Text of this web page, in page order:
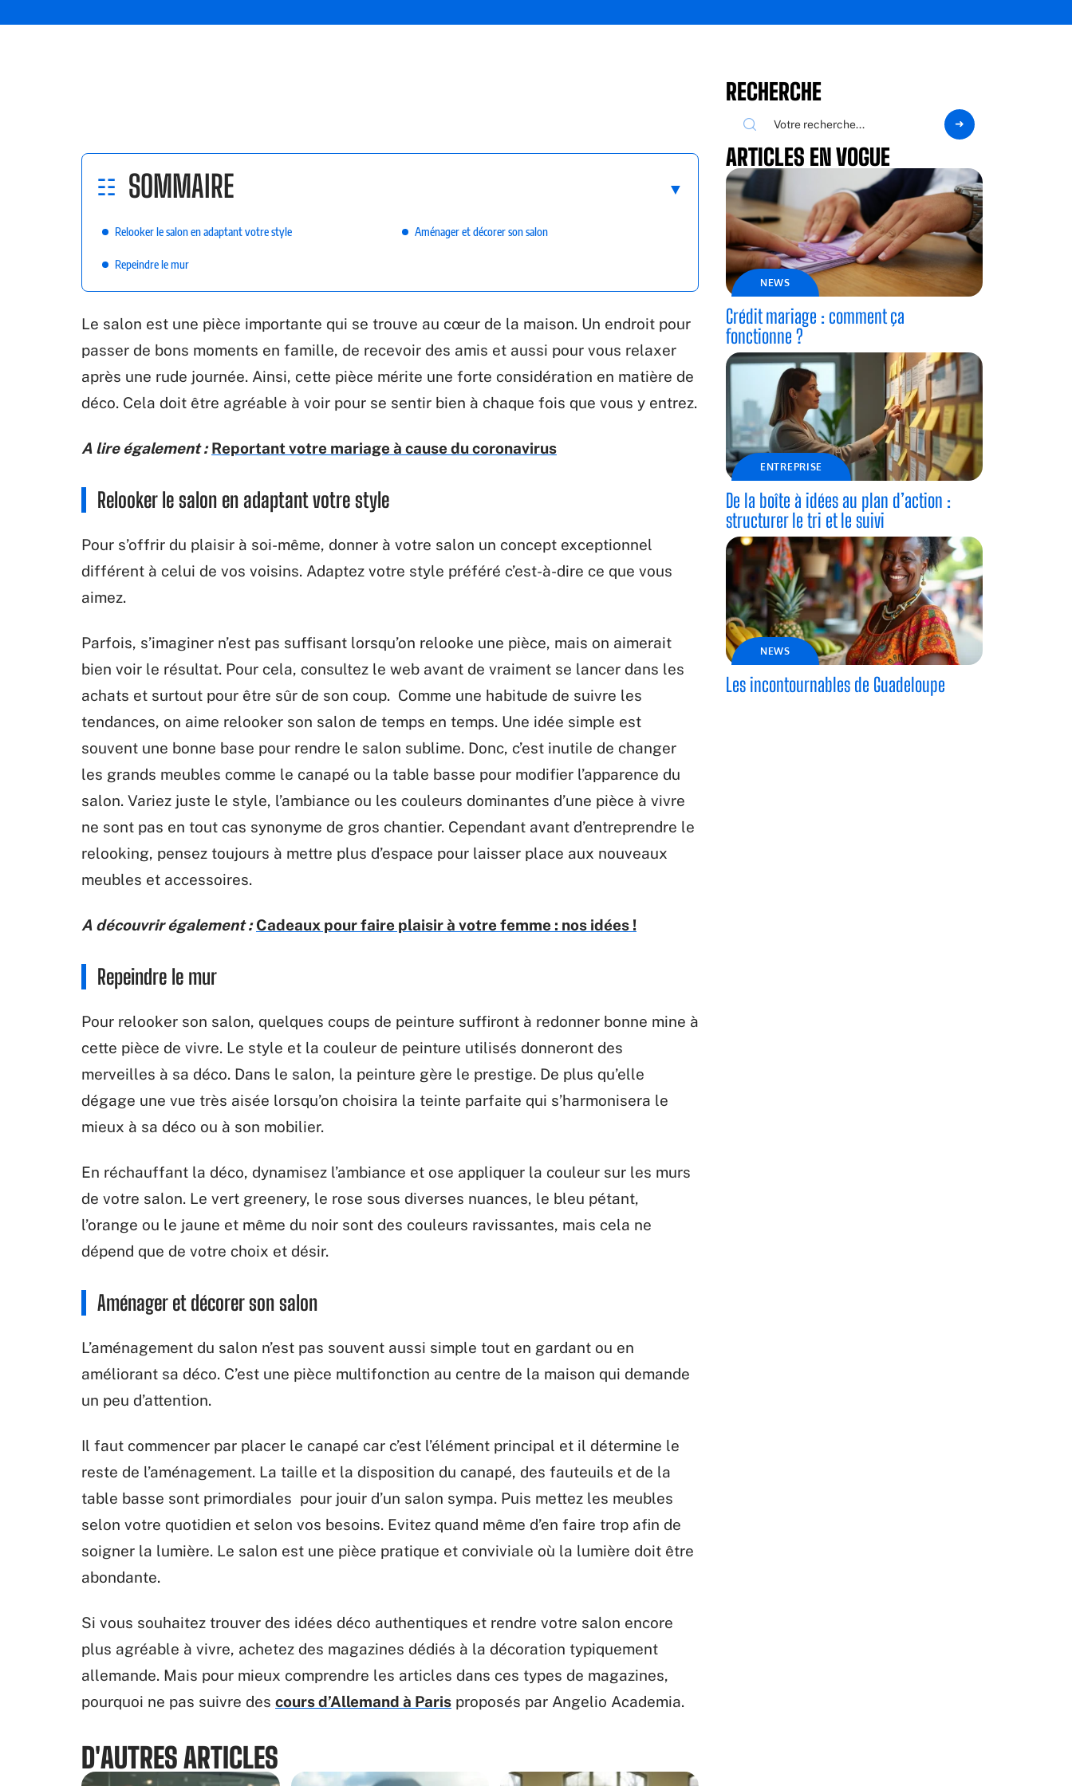
SOMMAIRE
Relooker le salon en adaptant votre style
Repeindre le mur
Aménager et décorer son salon
Le salon est une pièce importante qui se trouve au cœur de la maison. Un endroit pour
passer de bons moments en famille, de recevoir des amis et aussi pour vous relaxer
après une rude journée. Ainsi, cette pièce mérite une forte considération en matière de
déco. Cela doit être agréable à voir pour se sentir bien à chaque fois que vous y entrez.
A lire également : Reportant votre mariage à cause du coronavirus
Relooker le salon en adaptant votre style
Pour s’offrir du plaisir à soi-même, donner à votre salon un concept exceptionnel
différent à celui de vos voisins. Adaptez votre style préféré c’est-à-dire ce que vous
aimez.
Parfois, s’imaginer n’est pas suffisant lorsqu’on relooke une pièce, mais on aimerait
bien voir le résultat. Pour cela, consultez le web avant de vraiment se lancer dans les
achats et surtout pour être sûr de son coup. Comme une habitude de suivre les
tendances, on aime relooker son salon de temps en temps. Une idée simple est
souvent une bonne base pour rendre le salon sublime. Donc, c’est inutile de changer
les grands meubles comme le canapé ou la table basse pour modifier l’apparence du
salon. Variez juste le style, l’ambiance ou les couleurs dominantes d’une pièce à vivre
ne sont pas en tout cas synonyme de gros chantier. Cependant avant d’entreprendre le
relooking, pensez toujours à mettre plus d’espace pour laisser place aux nouveaux
meubles et accessoires.
A découvrir également : Cadeaux pour faire plaisir à votre femme : nos idées !
Repeindre le mur
Pour relooker son salon, quelques coups de peinture suffiront à redonner bonne mine à
cette pièce de vivre. Le style et la couleur de peinture utilisés donneront des
merveilles à sa déco. Dans le salon, la peinture gère le prestige. De plus qu’elle
dégage une vue très aisée lorsqu’on choisira la teinte parfaite qui s’harmonisera le
mieux à sa déco ou à son mobilier.
En réchauffant la déco, dynamisez l’ambiance et ose appliquer la couleur sur les murs
de votre salon. Le vert greenery, le rose sous diverses nuances, le bleu pétant,
l’orange ou le jaune et même du noir sont des couleurs ravissantes, mais cela ne
dépend que de votre choix et désir.
Aménager et décorer son salon
L’aménagement du salon n’est pas souvent aussi simple tout en gardant ou en
améliorant sa déco. C’est une pièce multifonction au centre de la maison qui demande
un peu d’attention.
Il faut commencer par placer le canapé car c’est l’élément principal et il détermine le
reste de l’aménagement. La taille et la disposition du canapé, des fauteuils et de la
table basse sont primordiales pour jouir d’un salon sympa. Puis mettez les meubles
selon votre quotidien et selon vos besoins. Evitez quand même d’en faire trop afin de
soigner la lumière. Le salon est une pièce pratique et conviviale où la lumière doit être
abondante.
Si vous souhaitez trouver des idées déco authentiques et rendre votre salon encore
plus agréable à vivre, achetez des magazines dédiés à la décoration typiquement
allemande. Mais pour mieux comprendre les articles dans ces types de magazines,
pourquoi ne pas suivre des cours d’Allemand à Paris proposés par Angelio Academia.
D'AUTRES ARTICLES
RECHERCHE
ARTICLES EN VOGUE
NEWS
Crédit mariage : comment ça
fonctionne ?
ENTREPRISE
De la boîte à idées au plan d’action :
structurer le tri et le suivi
NEWS
Les incontournables de Guadeloupe